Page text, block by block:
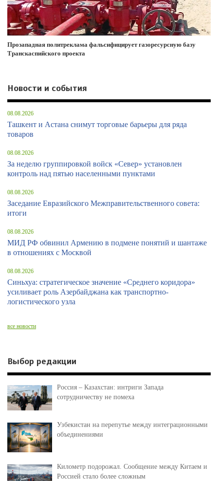
Прозападная политреклама фальсифицирует газоресурсную базу
Транскаспийского проекта
Новости и события
08.08.2026
Ташкент и Астана снимут торговые барьеры для ряда
товаров
08.08.2026
За неделю группировкой войск «Север» установлен
контроль над пятью населенными пунктами
08.08.2026
Заседание Евразийского Межправительственного совета:
итоги
08.08.2026
МИД РФ обвинил Армению в подмене понятий и шантаже
в отношениях с Москвой
08.08.2026
Синьхуа: стратегическое значение «Среднего коридора»
усиливает роль Азербайджана как транспортно-
логистического узла
все новости
Выбор редакции
Россия – Казахстан: интриги Запада
сотрудничеству не помеха
Узбекистан на перепутье между интеграционными
объединениями
Километр подорожал. Сообщение между Китаем и
Россией стало более сложным